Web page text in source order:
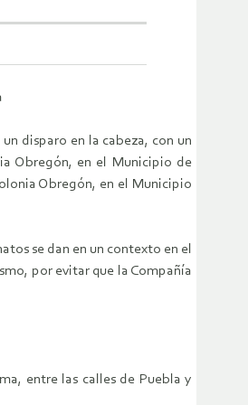
disparo en la cabeza, con un
Obregón, en el Municipio de
Obregón, en el Municipio
se dan en un contexto en el
por evitar que la Compañí­a
entre las calles de Puebla y